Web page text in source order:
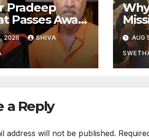
Pradeep
Passes Away:
నటుడు ప్రదీప్
2026 SHIVA AUG
a Reply
address will not be published.